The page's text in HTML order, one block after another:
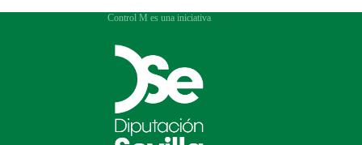
Control M es una iniciativa